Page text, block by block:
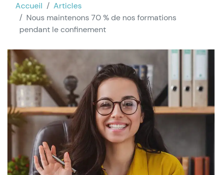
Accueil
Articles
Nous maintenons 70 % de nos formations
pendant le confinement